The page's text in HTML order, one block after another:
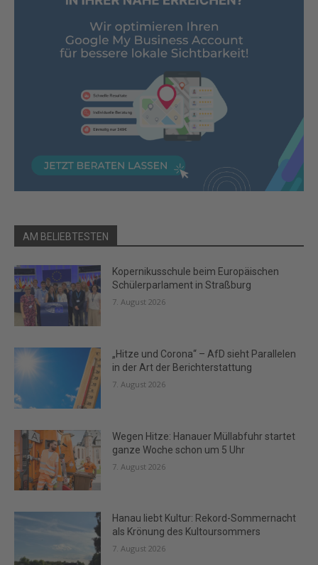
AM BELIEBTESTEN
Kopernikusschule beim Europäischen
Schülerparlament in Straßburg
7. August 2026
„Hitze und Corona“ – AfD sieht Parallelen
in der Art der Berichterstattung
7. August 2026
Wegen Hitze: Hanauer Müllabfuhr startet
ganze Woche schon um 5 Uhr
7. August 2026
Hanau liebt Kultur: Rekord-Sommernacht
als Krönung des Kultoursommers
7. August 2026